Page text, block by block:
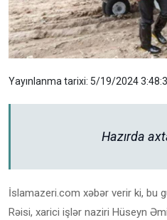
Yayınlanma tarixi: 5/19/2024
Hazırda
İslamazeri.com xəbər verir ki, bu
Rəisi, xarici işlər naziri Hüseyn